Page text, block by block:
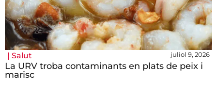
| Salut juliol 9, 2026
La URV troba contaminants en plats de peix i
marisc